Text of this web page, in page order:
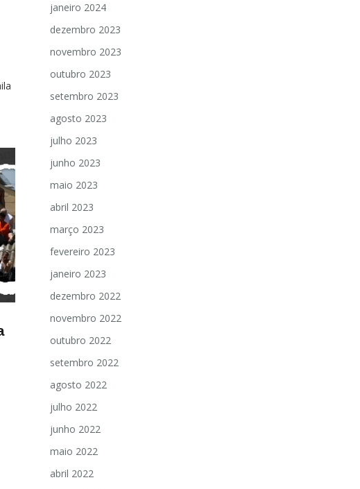
janeiro 2024
dezembro 2023
novembro 2023
outubro 2023
setembro 2023
agosto 2023
julho 2023
junho 2023
maio 2023
abril 2023
março 2023
fevereiro 2023
janeiro 2023
dezembro 2022
novembro 2022
outubro 2022
setembro 2022
agosto 2022
julho 2022
junho 2022
maio 2022
abril 2022